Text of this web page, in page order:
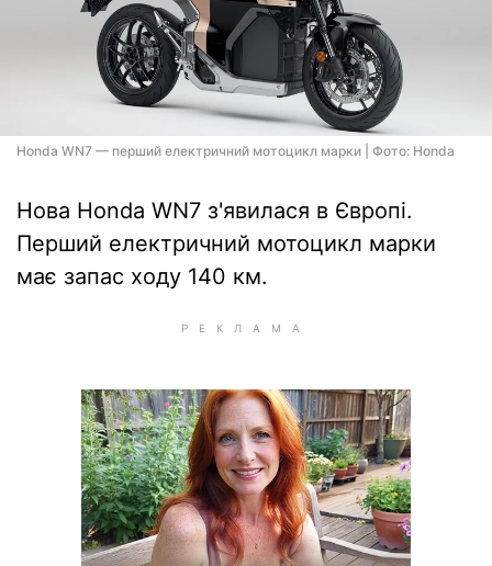
Honda WN7 — перший електричний мотоцикл марки | Фото: Honda
Нова Honda WN7 з'явилася в Європі.
Перший електричний мотоцикл марки
має запас ходу 140 км.